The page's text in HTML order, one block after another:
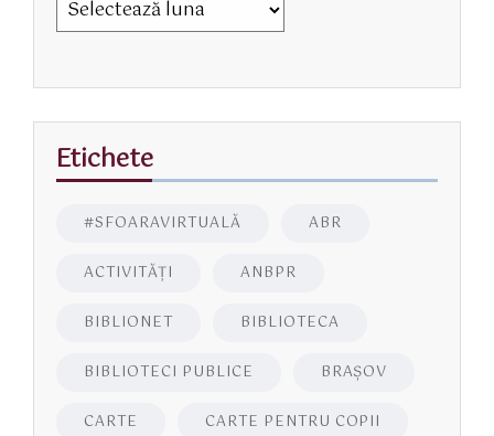
Etichete
#SFOARAVIRTUALĂ ABR
ACTIVITĂŢI ANBPR
BIBLIONET BIBLIOTECA
BIBLIOTECI PUBLICE BRAŞOV
CARTE CARTE PENTRU COPII